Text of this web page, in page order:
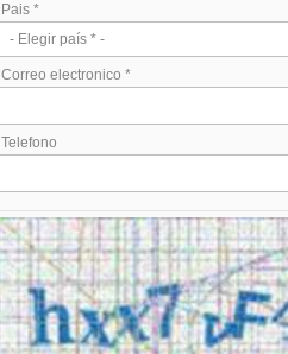
Pais *
Correo electronico *
Telefono